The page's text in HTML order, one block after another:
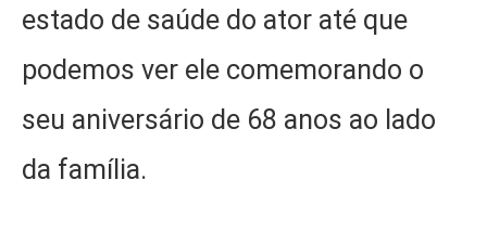
estado de saúde do ator até que
podemos ver ele comemorando o
seu aniversário de 68 anos ao lado
da família.